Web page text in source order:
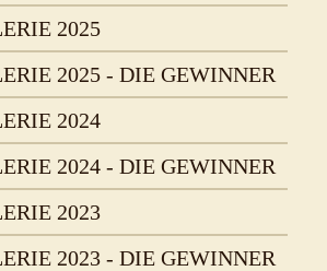
2025
2025 - DIE GEWINNER
2024
2024 - DIE GEWINNER
2023
2023 - DIE GEWINNER